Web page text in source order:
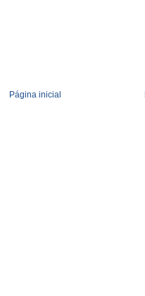
Página inicial